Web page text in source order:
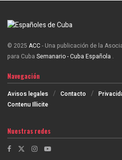
© 2025 ACC- Una publicación de la
para Cuba Semanario - Cuba Española .
Navegación
Avisos legales Contacto
Contenu Illicite
Nuestras redes